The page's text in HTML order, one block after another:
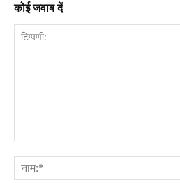
कोई जवाब दें